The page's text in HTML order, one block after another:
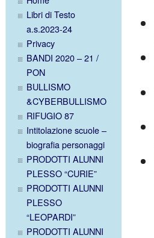
Libri di Testo
a.s.2023-24
Privacy
BANDI 2020 – 21 /
PON
BULLISMO
&CYBERBULLISMO
RIFUGIO 87
Intitolazione scuole –
biografia personaggi
PRODOTTI ALUNNI
PLESSO “CURIE”
PRODOTTI ALUNNI
PLESSO
“LEOPARDI”
PRODOTTI ALUNNI